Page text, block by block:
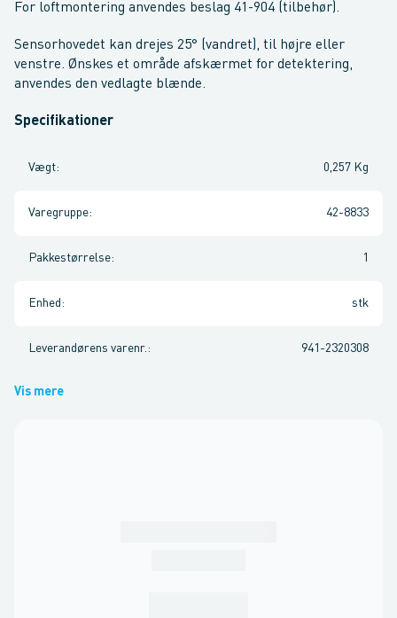
For loftmontering anvendes beslag 41-904 (tilbehør).
Sensorhovedet kan drejes 25° (vandret), til højre eller
venstre. Ønskes et område afskærmet for detektering,
anvendes den vedlagte blænde.
Specifikationer
Vægt: 0,257 Kg
Varegruppe: 42-8833
Pakkestørrelse: 1
Enhed : stk
Leverandørens varenr. : 941-2320308
Vis mere